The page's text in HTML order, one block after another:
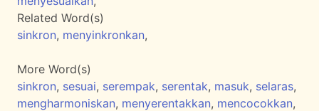
Related Word(s)
sinkron, menyinkronkan,
More Word(s)
sinkron, sesuai, serempak, serentak, masuk, selaras,
mengharmoniskan, menyerentakkan, mencocokkan,